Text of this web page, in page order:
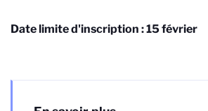
Date limite d'inscription : 15 février